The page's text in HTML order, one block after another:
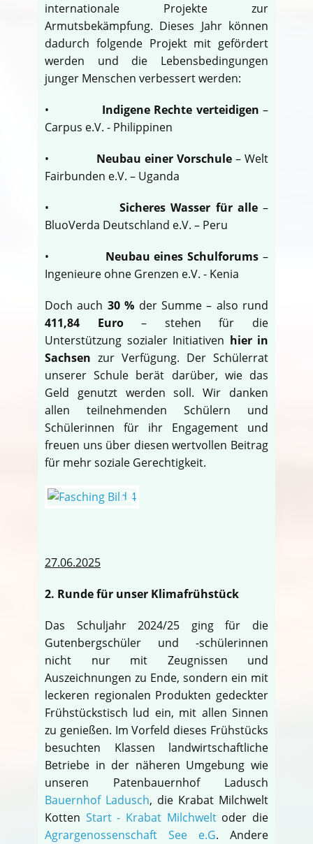
internationale Projekte zur
Armutsbekämpfung. Dieses Jahr können
dadurch folgende Projekt mit gefördert
werden und die Lebensbedingungen
junger Menschen verbessert werden:
• Indigene Rechte verteidigen –
Carpus e.V. - Philippinen
• Neubau einer Vorschule – Welt
Fairbunden e.V. – Uganda
•Sicheres Wasser für alle–
BluoVerda Deutschland e.V. – Peru
• Neubau eines Schulforums –
Ingenieure ohne Grenzen e.V. - Kenia
Doch auch 30 % der Summe – also rund
411,84 Euro– stehen für die
Unterstützung sozialer Initiativen hier in
Sachsen zur Verfügung. Der Schülerrat
unserer Schule berät darüber, wie das
Geld genutzt werden soll. Wir danken
allen teilnehmenden Schülern und
Schülerinnen für ihr Engagement und
freuen uns über diesen wertvollen Beitrag
für mehr soziale Gerechtigkeit.
27.06.2025
2. Runde für unser Klimafrühstück
Das Schuljahr 2024/25 ging für die
Gutenbergschüler und -schülerinnen
nicht nur mit Zeugnissen und
Auszeichnungen zu Ende, sondern ein mit
leckeren regionalen Produkten gedeckter
Frühstückstisch lud ein, mit allen Sinnen
zu genießen. Im Vorfeld dieses Frühstücks
besuchten Klassen landwirtschaftliche
Betriebe in der näheren Umgebung wie
unseren Patenbauernhof Ladusch
Bauernhof Ladusch, die Krabat Milchwelt
Kotten Start - Krabat Milchweltoder die
Agrargenossenschaft See e.G. Andere